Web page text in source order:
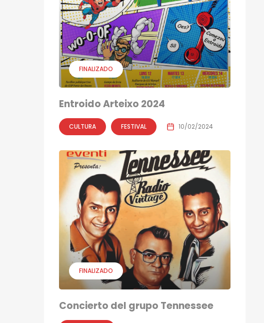
FINALIZADO
Entroido Arteixo 2024
CULTURA FESTIVAL 10/02/2024
FINALIZADO
Concierto del grupo Tennessee